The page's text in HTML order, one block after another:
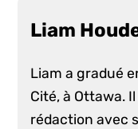
Liam
Liam a gradué
Cité, à Ottawa.
rédaction avec